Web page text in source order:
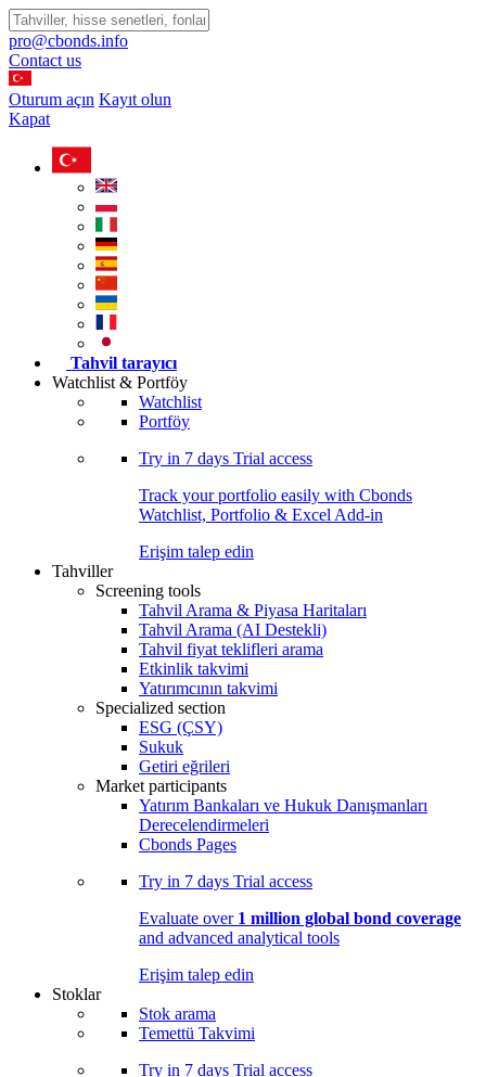
pro@cbonds.info
Contact us
Oturum açın Kayıt olun
Kapat
Tahvil tarayıcı
Watchlist & Portföy
Watchlist
Portföy
Try in 7 days Trial access
Track your portfolio easily with Cbonds
Watchlist, Portfolio & Excel Add-in
Erişim talep edin
Tahviller
Screening tools
Tahvil Arama & Piyasa Haritaları
Tahvil Arama (AI Destekli)
Tahvil fiyat teklifleri arama
Etkinlik takvimi
Yatırımcının takvimi
Specialized section
ESG (ÇSY)
Sukuk
Getiri eğrileri
Market participants
Yatırım Bankaları ve Hukuk Danışmanları
Derecelendirmeleri
Cbonds Pages
Try in 7 days Trial access
Evaluate over 1 million global bond coverage
and advanced analytical tools
Erişim talep edin
Stoklar
Stok arama
Temettü Takvimi
Try in 7 days Trial access